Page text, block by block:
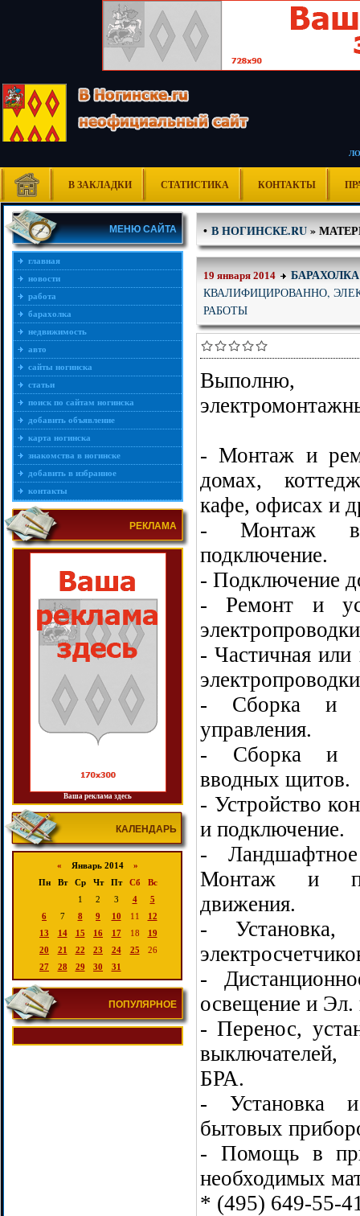
В ЗАКЛАДКИ СТАТИСТИКА КОНТАКТЫ
МЕНЮ САЙТА
главная
новости
работа
барахолка
недвижимость
авто
сайты ногинска
статьи
поиск по сайтам ногинска
добавить объявление
карта ногинска
знакомства в ногинске
добавить в избранное
контакты
РЕКЛАМА
Ваша реклама здесь
КАЛЕНДАРЬ
« Январь 2014 »
Пн
Вт Ср Чт Пт Сб
Вс
1
2 3 4
5
6
7 8 9 10 11
12
13
14 15 16 17 18
19
20
21 22 23 24 25
26
27
28 29 30 31
ПОПУЛЯРНОЕ
•В НОГИНСКЕ.RU»
19 января 2014 БАРАХОЛКА
КВАЛИФИЦИРОВАННО,
РАБОТЫ
Выполню,
- Монтаж и
домах,
кафе, офисах и
- Монтаж
подключение.
- Подключение
- Ремонт и
- Частичная
- Сборка и
управления.
- Сборка и
вводных щитов.
- Устройство
и подключение.
-
Монтаж и
движения.
- Установка,
-
освещение и Эл.
- Перенос,
БРА.
- Установка
бытовых
- Помощь в
необходимых
* (495) 649-55-